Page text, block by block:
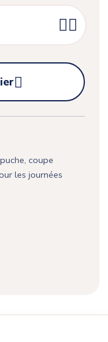


coupe
les journées